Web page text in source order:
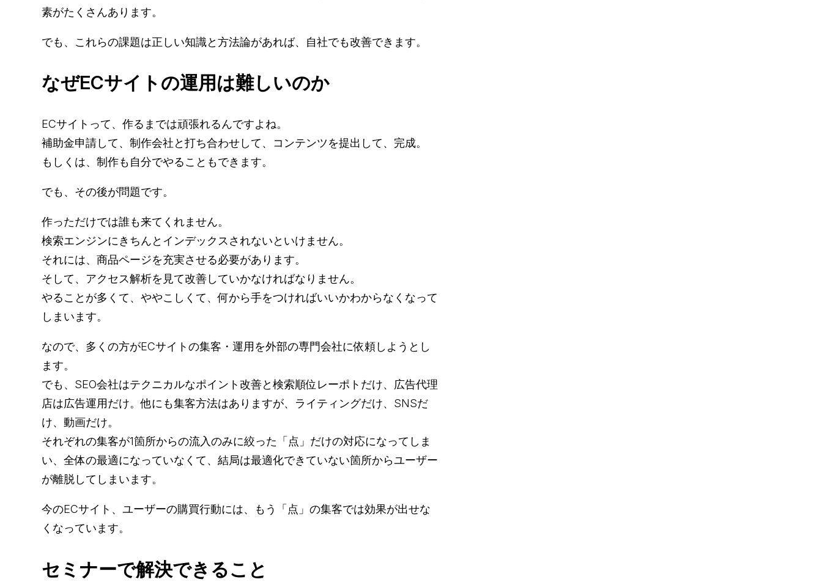
素がたくさんあります。
でも、これらの課題は正しい知識と方法論があれば、自社でも改善できます。
なぜECサイトの運用は難しいのか
ECサイトって、作るまでは頑張れるんですよね。
補助金申請して、制作会社と打ち合わせして、コンテンツを提出して、完成。
もしくは、制作も自分でやることもできます。
でも、その後が問題です。
作っただけでは誰も来てくれません。
検索エンジンにきちんとインデックスされないといけません。
それには、商品ページを充実させる必要があります。
そして、アクセス解析を見て改善していかなければなりません。
やることが多くて、ややこしくて、何から手をつければいいかわからなくなって
しまいます。
なので、多くの方がECサイトの集客・運用を外部の専門会社に依頼しようとし
ます。
でも、SEO会社はテクニカルなポイント改善と検索順位レーポトだけ、広告代理
店は広告運用だけ。他にも集客方法はありますが、ライティングだけ、SNSだ
け、動画だけ。
それぞれの集客が1箇所からの流入のみに絞った「点」だけの対応になってしま
い、全体の最適になっていなくて、結局は最適化できていない箇所からユーザー
が離脱してしまいます。
今のECサイト、ユーザーの購買行動には、もう「点」の集客では効果が出せな
くなっています。
セミナーで解決できること